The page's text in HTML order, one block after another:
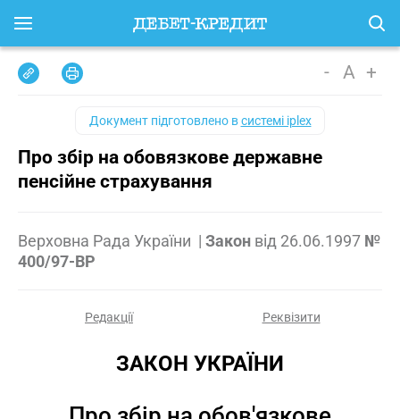
- A +
Документ підготовлено всистемі iplex
Про збір на обовязкове державне
пенсійне страхування
Верховна Рада України | Закон від 26.06.1997 №
400/97-ВР
Редакції Реквізити
ЗАКОН УКРАЇНИ